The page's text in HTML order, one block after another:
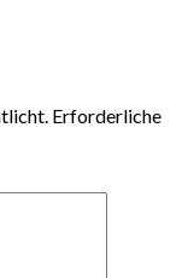
Erforderliche